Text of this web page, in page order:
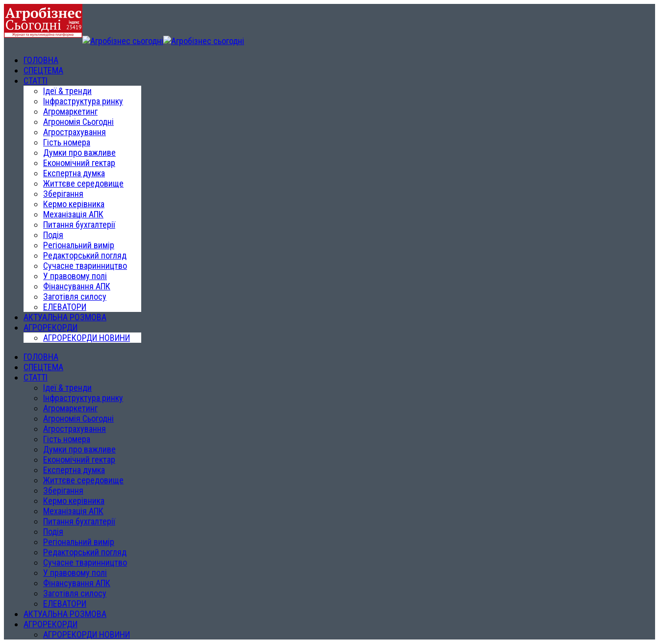
ГОЛОВНА
СПЕЦТЕМА
СТАТТІ
Ідеї & тренди
Інфраструктура ринку
Агромаркетинг
Агрономія Сьогодні
Агрострахування
Гість номера
Думки про важливе
Економічний гектар
Експертна думка
Життєве середовище
Зберігання
Кермо керівника
Механізація АПК
Питання бухгалтерії
Подія
Регіональний вимір
Редакторський погляд
Сучасне тваринництво
У правовому полі
Фінансування АПК
Заготівля силосу
ЕЛЕВАТОРИ
АКТУАЛЬНА РОЗМОВА
АГРОРЕКОРДИ
АГРОРЕКОРДИ НОВИНИ
ГОЛОВНА
СПЕЦТЕМА
СТАТТІ
Ідеї & тренди
Інфраструктура ринку
Агромаркетинг
Агрономія Сьогодні
Агрострахування
Гість номера
Думки про важливе
Економічний гектар
Експертна думка
Життєве середовище
Зберігання
Кермо керівника
Механізація АПК
Питання бухгалтерії
Подія
Регіональний вимір
Редакторський погляд
Сучасне тваринництво
У правовому полі
Фінансування АПК
Заготівля силосу
ЕЛЕВАТОРИ
АКТУАЛЬНА РОЗМОВА
АГРОРЕКОРДИ
АГРОРЕКОРДИ НОВИНИ